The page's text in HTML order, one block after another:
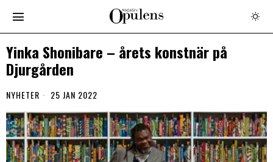
Yinka Shonibare – årets konstnär på
Djurgården
NYHETER 25 JAN 2022